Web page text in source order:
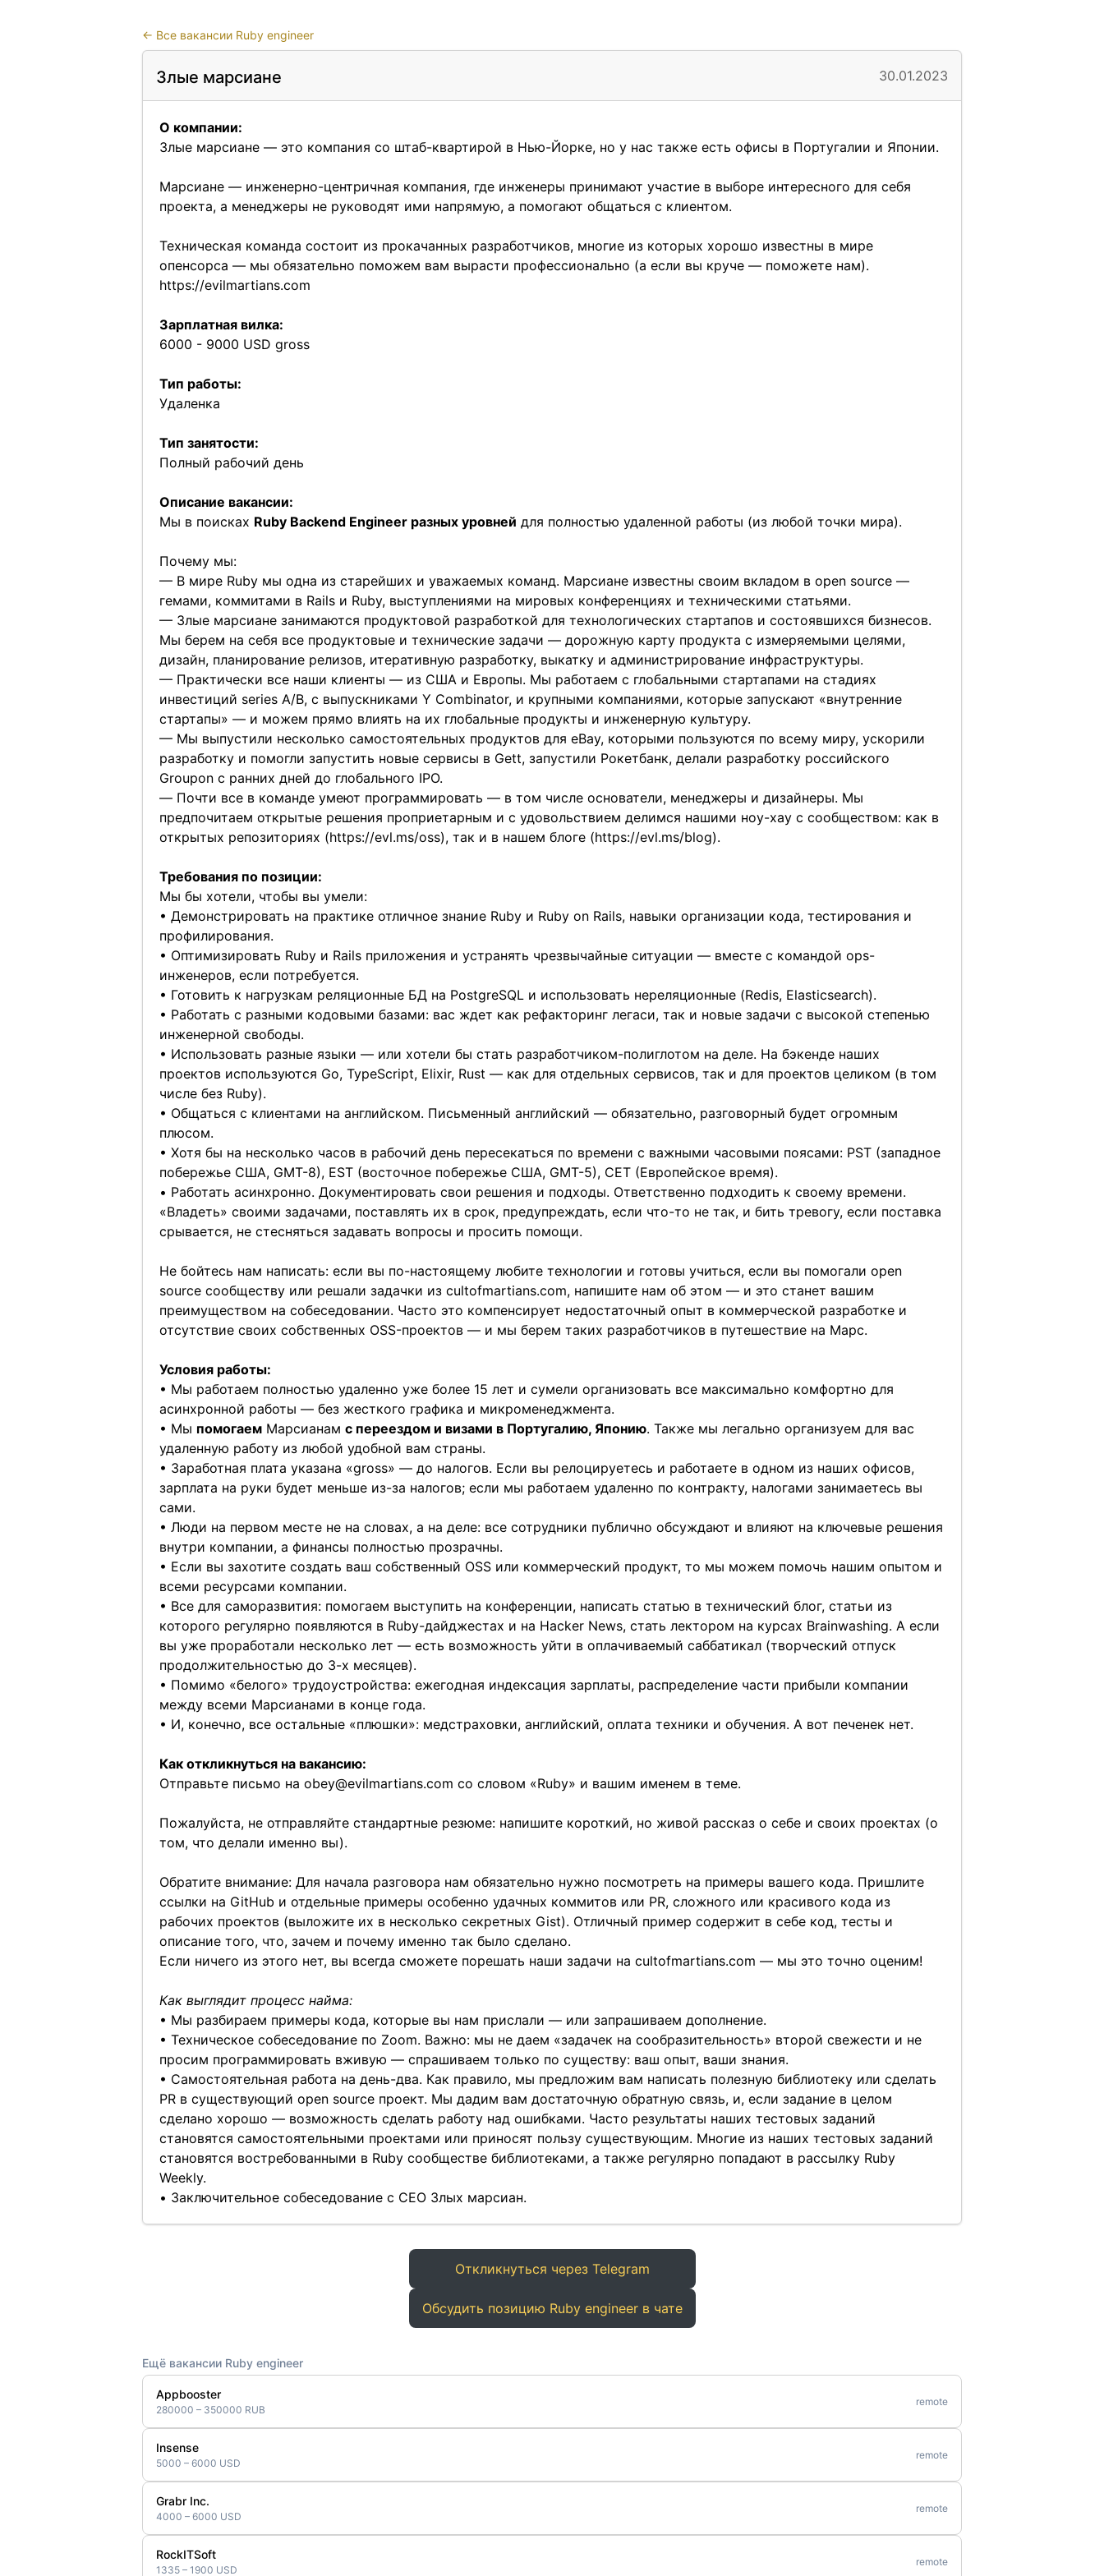
← Все вакансии Ruby engineer
Злые марсиане 30.01.2023
О компании:
Злые марсиане — это компания со штаб-квартирой в Нью-Йорке, но у нас также есть офисы в Португалии и Японии.
Марсиане — инженерно-центричная компания, где инженеры принимают участие в выборе интересного для себя
проекта, а менеджеры не руководят ими напрямую, а помогают общаться с клиентом.
Техническая команда состоит из прокачанных разработчиков, многие из которых хорошо известны в мире
опенсорса — мы обязательно поможем вам вырасти профессионально (а если вы круче — поможете нам).
https://evilmartians.com
Зарплатная вилка:
6000 - 9000 USD gross
Тип работы:
Удаленка
Тип занятости:
Полный рабочий день
Описание вакансии:
Мы в поисках Ruby Backend Engineer разных уровней для полностью удаленной работы (из любой точки мира).
Почему мы:
— В мире Ruby мы одна из старейших и уважаемых команд. Марсиане известны своим вкладом в open source —
гемами, коммитами в Rails и Ruby, выступлениями на мировых конференциях и техническими статьями.
— Злые марсиане занимаются продуктовой разработкой для технологических стартапов и состоявшихся бизнесов.
Мы берем на себя все продуктовые и технические задачи — дорожную карту продукта с измеряемыми целями,
дизайн, планирование релизов, итеративную разработку, выкатку и администрирование инфраструктуры.
— Практически все наши клиенты — из США и Европы. Мы работаем с глобальными стартапами на стадиях
инвестиций series A/B, с выпускниками Y Combinator, и крупными компаниями, которые запускают «внутренние
стартапы» — и можем прямо влиять на их глобальные продукты и инженерную культуру.
— Мы выпустили несколько самостоятельных продуктов для eBay, которыми пользуются по всему миру, ускорили
разработку и помогли запустить новые сервисы в Gett, запустили Рокетбанк, делали разработку российского
Groupon с ранних дней до глобального IPO.
— Почти все в команде умеют программировать — в том числе основатели, менеджеры и дизайнеры. Мы
предпочитаем открытые решения проприетарным и с удовольствием делимся нашими ноу-хау с сообществом: как в
открытых репозиториях (https://evl.ms/oss), так и в нашем блоге (https://evl.ms/blog).
Требования по позиции:
Мы бы хотели, чтобы вы умели:
• Демонстрировать на практике отличное знание Ruby и Ruby on Rails, навыки организации кода, тестирования и
профилирования.
• Оптимизировать Ruby и Rails приложения и устранять чрезвычайные ситуации — вместе с командой ops-
инженеров, если потребуется.
• Готовить к нагрузкам реляционные БД на PostgreSQL и использовать нереляционные (Redis, Elasticsearch).
• Работать с разными кодовыми базами: вас ждет как рефакторинг легаси, так и новые задачи с высокой степенью
инженерной свободы.
• Использовать разные языки — или хотели бы стать разработчиком-полиглотом на деле. На бэкенде наших
проектов используются Go, TypeScript, Elixir, Rust — как для отдельных сервисов, так и для проектов целиком (в том
числе без Ruby).
• Общаться с клиентами на английском. Письменный английский — обязательно, разговорный будет огромным
плюсом.
• Хотя бы на несколько часов в рабочий день пересекаться по времени с важными часовыми поясами: PST (западное
побережье США, GMT-8), EST (восточное побережье США, GMT-5), CET (Европейское время).
• Работать асинхронно. Документировать свои решения и подходы. Ответственно подходить к своему времени.
«Владеть» своими задачами, поставлять их в срок, предупреждать, если что-то не так, и бить тревогу, если поставка
срывается, не стесняться задавать вопросы и просить помощи.
Не бойтесь нам написать: если вы по-настоящему любите технологии и готовы учиться, если вы помогали open
source сообществу или решали задачки из cultofmartians.com, напишите нам об этом — и это станет вашим
преимуществом на собеседовании. Часто это компенсирует недостаточный опыт в коммерческой разработке и
отсутствие своих собственных OSS-проектов — и мы берем таких разработчиков в путешествие на Марс.
Условия работы:
• Мы работаем полностью удаленно уже более 15 лет и сумели организовать все максимально комфортно для
асинхронной работы — без жесткого графика и микроменеджмента.
• Мы помогаемМарсианам с переездом и визами в Португалию, Японию. Также мы легально организуем для вас
удаленную работу из любой удобной вам страны.
• Заработная плата указана «gross» — до налогов. Если вы релоцируетесь и работаете в одном из наших офисов,
зарплата на руки будет меньше из-за налогов; если мы работаем удаленно по контракту, налогами занимаетесь вы
сами.
• Люди на первом месте не на словах, а на деле: все сотрудники публично обсуждают и влияют на ключевые решения
внутри компании, а финансы полностью прозрачны.
• Если вы захотите создать ваш собственный OSS или коммерческий продукт, то мы можем помочь нашим опытом и
всеми ресурсами компании.
• Все для саморазвития: помогаем выступить на конференции, написать статью в технический блог, статьи из
которого регулярно появляются в Ruby-дайджестах и на Hacker News, стать лектором на курсах Brainwashing. А если
вы уже проработали несколько лет — есть возможность уйти в оплачиваемый саббатикал (творческий отпуск
продолжительностью до 3-х месяцев).
• Помимо «белого» трудоустройства: ежегодная индексация зарплаты, распределение части прибыли компании
между всеми Марсианами в конце года.
• И, конечно, все остальные «плюшки»: медстраховки, английский, оплата техники и обучения. А вот печенек нет.
Как откликнуться на вакансию:
Отправьте письмо на obey@evilmartians.com со словом «Ruby» и вашим именем в теме.
Пожалуйста, не отправляйте стандартные резюме: напишите короткий, но живой рассказ о себе и своих проектах (о
том, что делали именно вы).
Обратите внимание: Для начала разговора нам обязательно нужно посмотреть на примеры вашего кода. Пришлите
ссылки на GitHub и отдельные примеры особенно удачных коммитов или PR, сложного или красивого кода из
рабочих проектов (выложите их в несколько секретных Gist). Отличный пример содержит в себе код, тесты и
описание того, что, зачем и почему именно так было сделано.
Если ничего из этого нет, вы всегда сможете порешать наши задачи на cultofmartians.com — мы это точно оценим!
Как выглядит процесс найма:
• Мы разбираем примеры кода, которые вы нам прислали — или запрашиваем дополнение.
• Техническое собеседование по Zoom. Важно: мы не даем «задачек на сообразительность» второй свежести и не
просим программировать вживую — спрашиваем только по существу: ваш опыт, ваши знания.
• Самостоятельная работа на день-два. Как правило, мы предложим вам написать полезную библиотеку или сделать
PR в существующий open source проект. Мы дадим вам достаточную обратную связь, и, если задание в целом
сделано хорошо — возможность сделать работу над ошибками. Часто результаты наших тестовых заданий
становятся самостоятельными проектами или приносят пользу существующим. Многие из наших тестовых заданий
становятся востребованными в Ruby сообществе библиотеками, а также регулярно попадают в рассылку Ruby
Weekly.
• Заключительное собеседование с CEO Злых марсиан.
Откликнуться через Telegram
Обсудить позицию Ruby engineer в чате
Ещё вакансии Ruby engineer
Appbooster
280000 – 350000 RUB
remote
Insense
5000 – 6000 USD
remote
Grabr Inc.
4000 – 6000 USD
remote
RockITSoft
1335 – 1900 USD
remote